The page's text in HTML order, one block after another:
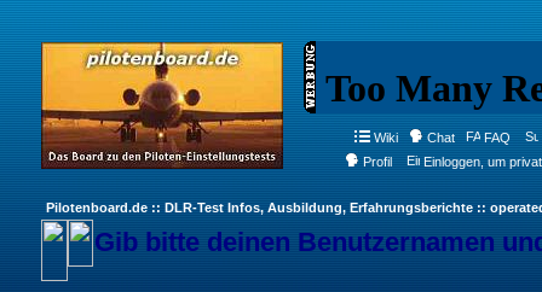
Wiki Chat FAQ
Profil
Einloggen, um
Pilotenboard.de :: DLR-Test Infos, Ausbildung, Erfahrungsberichte ::
Gib bitte deinen Benutzernamen